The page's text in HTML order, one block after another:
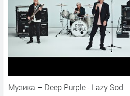
Музика – Deep Purple - Lazy Sod